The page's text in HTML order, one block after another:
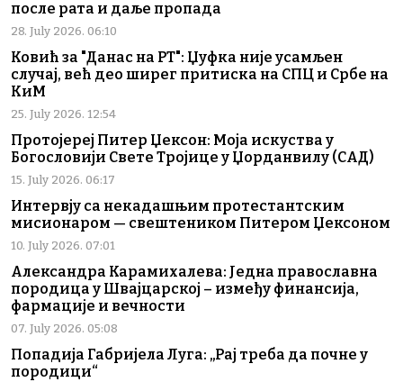
после рата и даље пропада
28. July 2026. 06:10
Ковић за "Данас на РТ": Џуфка није усамљен
случај, већ део ширег притиска на СПЦ и Србе на
КиМ
25. July 2026. 12:54
Протојереј Питер Џексон: Моја искуства у
Богословији Свете Тројице у Џорданвилу (САД)
15. July 2026. 06:17
Интервју са некадашњим протестантским
мисионаром — свештеником Питером Џексоном
10. July 2026. 07:01
Александра Карамихалева: Једна православна
породица у Швајцарској – између финансија,
фармације и вечности
07. July 2026. 05:08
Попадија Габријела Луга: „Рај треба да почне у
породици“